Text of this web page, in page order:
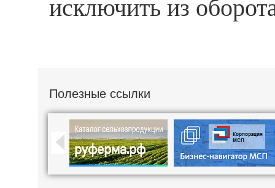
исключить из
Полезные ссылки